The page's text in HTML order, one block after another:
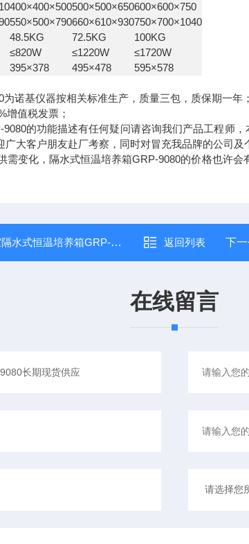
400×400×500500×500×650600×600×750
550×500×790660×610×930750×700×1040
48.5KG 72.5KG
100KG
≤820W ≤1220W
≤1720W
395×378 495×478
595×578
诺基仪器按相关标准生产，质量三包，质保期一年；
增值税发票；
的功能描述有任何疑问请咨询我们产品工程师
大客户朋友赴厂考察，同时对冒充我品牌的公司及
需变化，隔水式恒温培养箱GRP-9080的价格也许
恒温培养箱GRP-9080,质量可靠 返回列表 下一
在线留言